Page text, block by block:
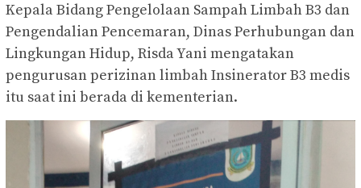
Kepala Bidang Pengelolaan Sampah Limbah B3 dan
Pengendalian Pencemaran, Dinas Perhubungan dan
Lingkungan Hidup, Risda Yani mengatakan
pengurusan perizinan limbah Insinerator B3 medis
itu saat ini berada di kementerian.